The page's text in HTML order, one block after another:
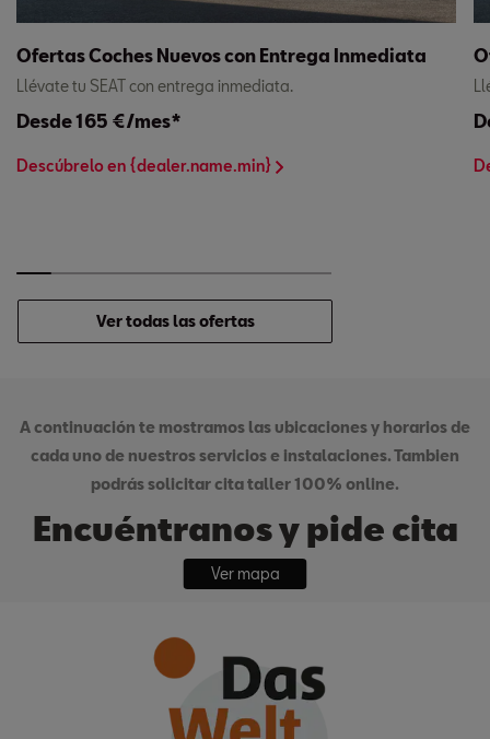
Ofertas Coches Nuevos con Entrega Inmediata
Llévate tu SEAT con entrega inmediata.
Desde 165 €/mes*
Descúbrelo en {dealer.name.min}
Ver todas las ofertas
A continuación te mostramos las ubicaciones y horarios de
cada uno de nuestros servicios e instalaciones. Tambien
podrás solicitar cita taller 100% online.
Encuéntranos y pide cita
Ver mapa